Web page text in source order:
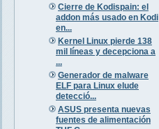
Cierre de Kodispain: el
addon más usado en Kodi
en...
Kernel Linux pierde 138
mil líneas y decepciona a
...
Generador de malware
ELF para Linux elude
detecció...
ASUS presenta nuevas
fuentes de alimentación